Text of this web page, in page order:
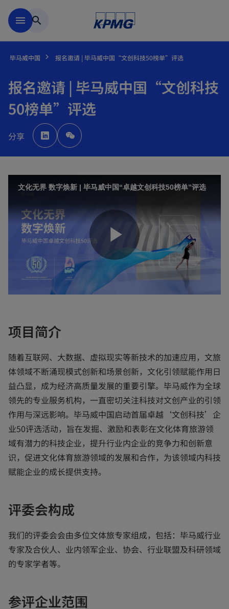
menu search
毕马威中国 报名邀请 | 毕马威中国“文创科技50榜单”评选
报名邀请 | 毕马威中国“文创科技
50榜单”评选
分享 p
e
n
i
n
w
t
文化无界 数字焕新 | 毕马威中国“卓越文创科技50榜单”评选
播
视
频
项目简介
随着互联网、大数据、虚拟现实等新技术的加速应用，文旅
体领域不断涌现模式创新和场景创新，文化引领赋能作用日
益凸显，成为经济高质量发展的重要引擎。毕马威作为全球
领先的专业服务机构，一直密切关注科技对文创产业的引领
作用与深远影响。毕马威中国启动首届卓越‘文创科技’企
业50评选活动，旨在发掘、激励和表彰在文化体育旅游领
域有潜力的科技企业，提升行业内企业的竞争力和创新意
识，促进文化体育旅游领域的发展和合作，为该领域内科技
赋能企业的成长提供支持。
评委会构成
我们的评委会会由多位文体旅专家组成，包括：毕马威行业
专家及合伙人、业内领军企业、协会、行业联盟及科研领域
的专家学者等。
参评企业范围